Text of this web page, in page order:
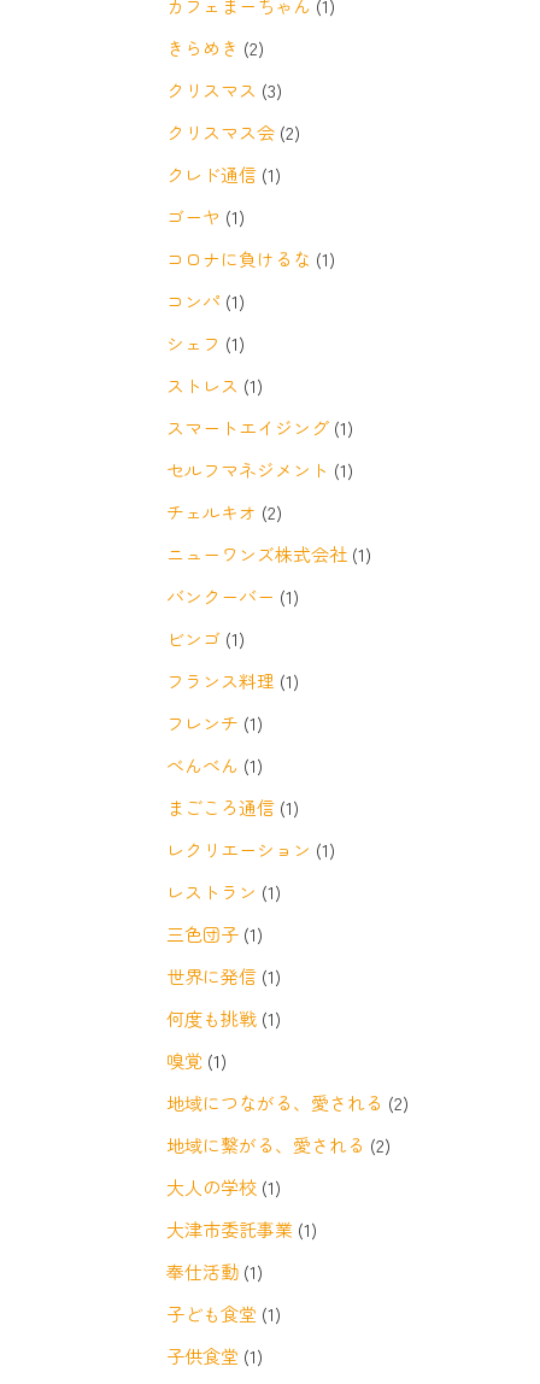
カフェまーちゃん (1)
きらめき (2)
クリスマス (3)
クリスマス会 (2)
クレド通信 (1)
ゴーヤ (1)
コロナに負けるな (1)
コンパ (1)
シェフ (1)
ストレス (1)
スマートエイジング (1)
セルフマネジメント (1)
チェルキオ (2)
ニューワンズ株式会社 (1)
バンクーバー (1)
ビンゴ (1)
フランス料理 (1)
フレンチ (1)
べんべん (1)
まごころ通信 (1)
レクリエーション (1)
レストラン (1)
三色団子 (1)
世界に発信 (1)
何度も挑戦 (1)
嗅覚 (1)
地域につながる、愛される (2)
地域に繋がる、愛される (2)
大人の学校 (1)
大津市委託事業 (1)
奉仕活動 (1)
子ども食堂 (1)
子供食堂 (1)